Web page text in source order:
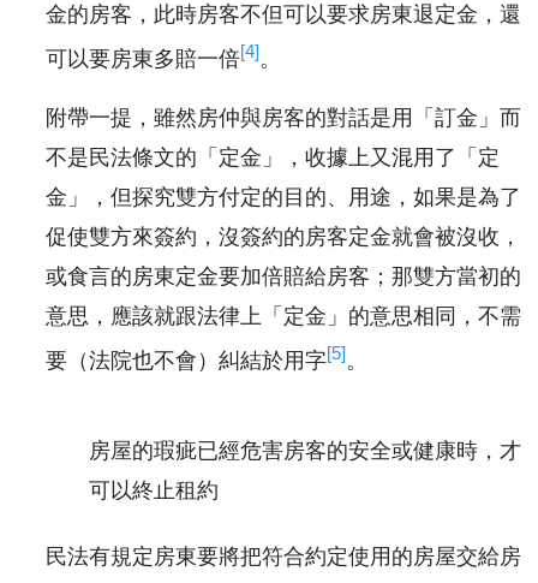
金的房客，此時房客不但可以要求房東退定金，還
可以要房東多賠一倍[4]。
附帶一提，雖然房仲與房客的對話是用「訂金」而
不是民法條文的「定金」，收據上又混用了「定
金」，但探究雙方付定的目的、用途，如果是為了
促使雙方來簽約，沒簽約的房客定金就會被沒收，
或食言的房東定金要加倍賠給房客；那雙方當初的
意思，應該就跟法律上「定金」的意思相同，不需
要（法院也不會）糾結於用字[5]。
房屋的瑕疵已經危害房客的安全或健康時，才
可以終止租約
民法有規定房東要將把符合約定使用的房屋交給房